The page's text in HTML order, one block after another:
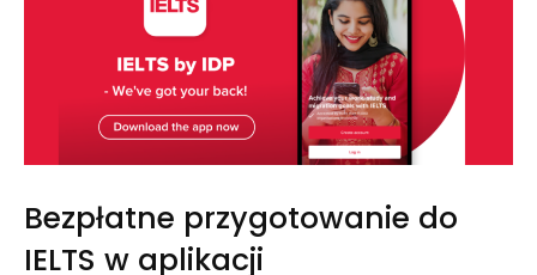
Bezpłatne przygotowanie do
IELTS w aplikacji